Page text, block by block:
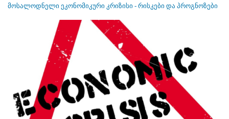
მოსალოდნელი ეკონომიკური კრიზისი - რისკები და პროგნოზები